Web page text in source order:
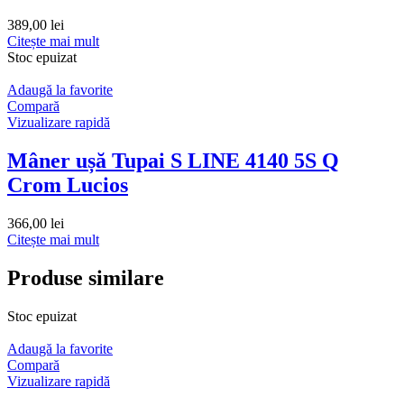
389,00 lei
Citește mai mult
Stoc epuizat
Adaugă la favorite
Compară
Vizualizare rapidă
Mâner ușă Tupai S LINE 4140 5S Q
Crom Lucios
366,00 lei
Citește mai mult
Produse similare
Stoc epuizat
Adaugă la favorite
Compară
Vizualizare rapidă